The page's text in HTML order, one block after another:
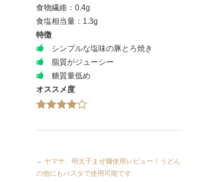
食物繊維：0.4g
食塩相当量：1.3g
特徴
シンプルな塩味の豚とろ焼き
脂質がジューシー
糖質量低め
オススメ度
← ヤマサ、明太子まぜ麺使用レビュー！うどん
の他にもパスタで使用可能です